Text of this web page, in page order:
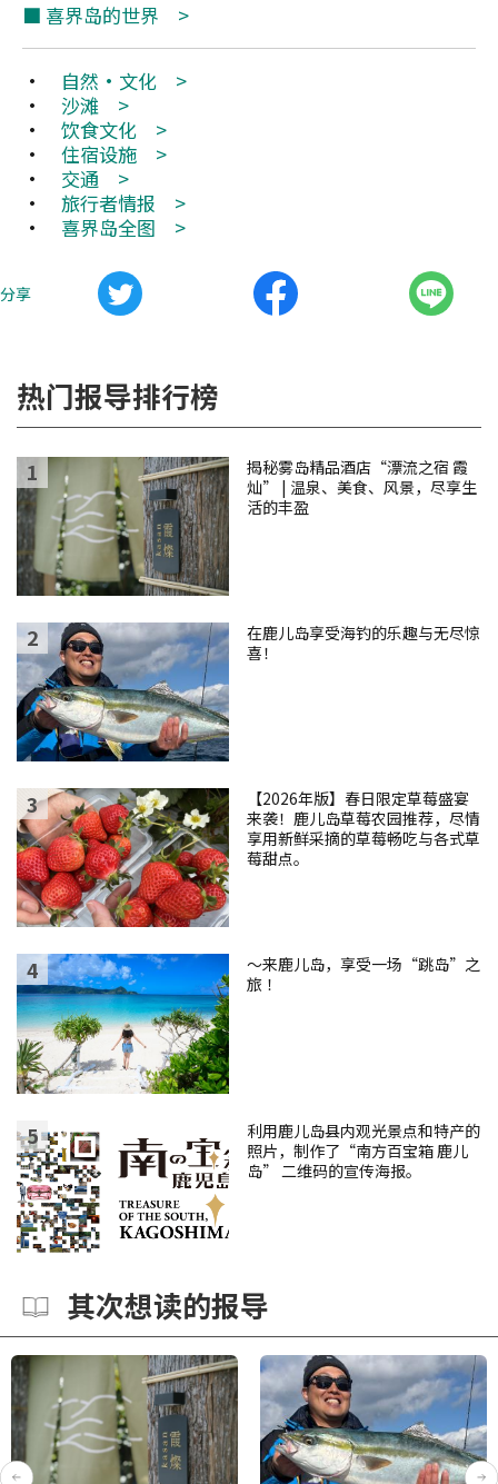
■ 喜界岛的世界 >
・
自然・文化 >
・
沙滩 >
・
饮食文化 >
・
住宿设施 >
・
交通 >
・
旅行者情报 >
・
喜界岛全图 >
分享
热门报导排行榜
揭秘雾岛精品酒店“漂流之宿 霞
灿” | 温泉、美食、风景，尽享生
活的丰盈
在鹿儿岛享受海钓的乐趣与无尽惊
喜！
【2026年版】春日限定草莓盛宴
来袭！鹿儿岛草莓农园推荐，尽情
享用新鲜采摘的草莓畅吃与各式草
莓甜点。
～来鹿儿岛，享受一场“跳岛”之
旅 ！
利用鹿儿岛县内观光景点和特产的
照片，制作了“南方百宝箱 鹿儿
岛” 二维码的宣传海报。
其次想读的报导